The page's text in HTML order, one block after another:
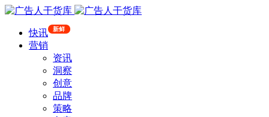
快讯 新鲜
营销
资讯
洞察
创意
品牌
策略